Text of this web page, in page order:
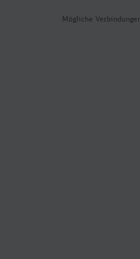
Mögliche